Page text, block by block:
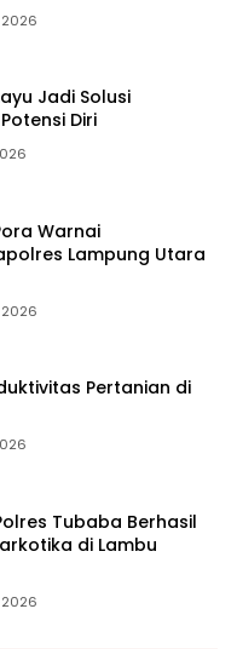
Jadi Solusi
Diri
Warnai
Lampung Utara
Pertanian di
Tubaba Berhasil
di Lambu